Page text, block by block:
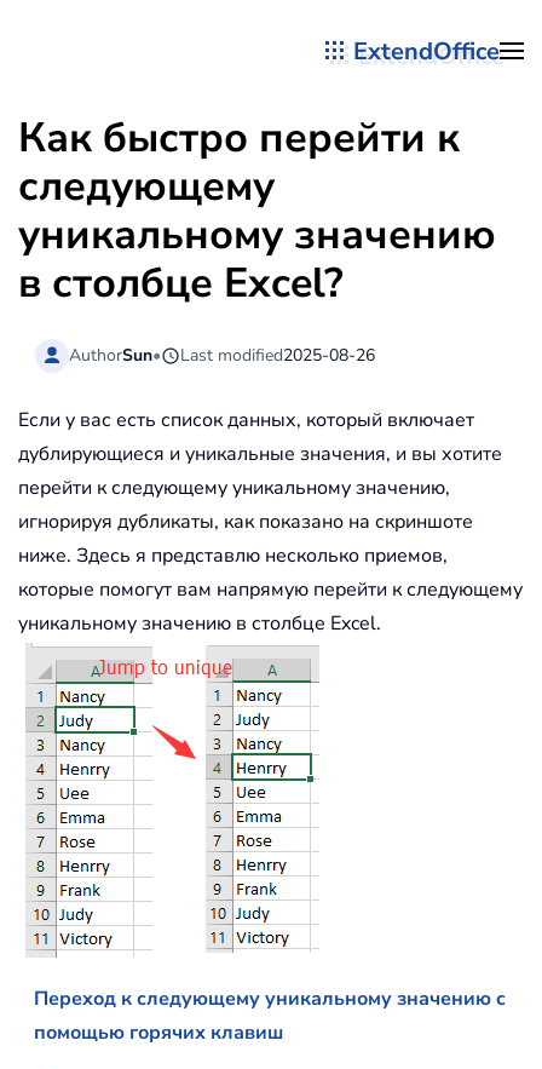
ExtendOffice
Как быстро перейти к
следующему
уникальному значению
в столбце Excel?
AuthorSun• Last modified2025-08-26
Если у вас есть список данных, который включает
дублирующиеся и уникальные значения, и вы хотите
перейти к следующему уникальному значению,
игнорируя дубликаты, как показано на скриншоте
ниже. Здесь я представлю несколько приемов,
которые помогут вам напрямую перейти к следующему
уникальному значению в столбце Excel.
Переход к следующему уникальному значению с
помощью горячих клавиш